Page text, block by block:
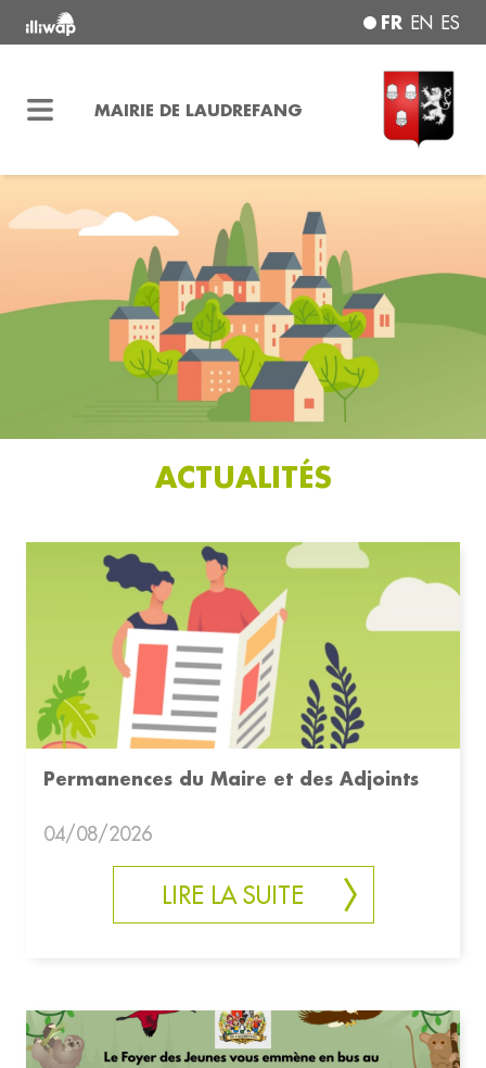
FR EN ES
MAIRIE DE LAUDREFANG
ACTUALITÉS
Permanences du Maire et des Adjoints
04/08/2026
LIRE LA SUITE